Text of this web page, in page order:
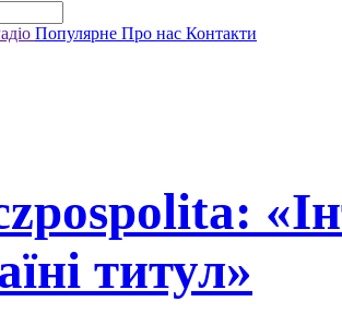
Популярне Про нас Контакти
титул»